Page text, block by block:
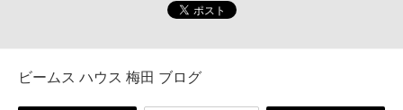
ビームス ハウス 梅田 ブログ